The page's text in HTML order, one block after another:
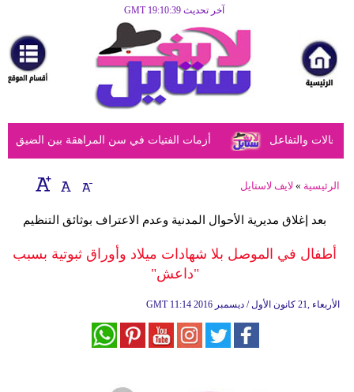
آخر تحديث GMT 19:10:39
مرأة
أزياء
أزياء
إسلامية
ديكور
أزمات الفتيات في سن المراهقة بين الضيق والتفاعل
الرئيسية » لايف لاستايل
بعد إغلاق مديرية الأحوال المدنية وعدم الاعتراف بوثائق التنظيم
أطفال في الموصل بلا شهادات ميلاد وأوراق ثبوتية بسبب
"داعش"
GMT 11:14 2016 الأربعاء ,21 كانون الأول / ديسمبر